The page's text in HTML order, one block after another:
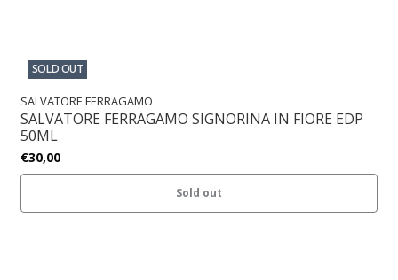
SOLD OUT
SALVATORE FERRAGAMO
SALVATORE FERRAGAMO SIGNORINA IN FIORE EDP
50ML
€30,00
Sold out